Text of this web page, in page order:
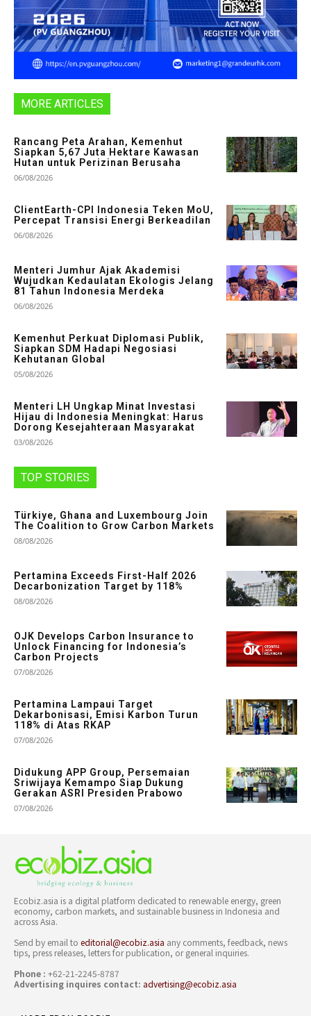
MORE ARTICLES
Rancang Peta Arahan, Kemenhut
Siapkan 5,67 Juta Hektare Kawasan
Hutan untuk Perizinan Berusaha
06/08/2026
ClientEarth-CPI Indonesia Teken MoU,
Percepat Transisi Energi Berkeadilan
06/08/2026
Menteri Jumhur Ajak Akademisi
Wujudkan Kedaulatan Ekologis Jelang
81 Tahun Indonesia Merdeka
06/08/2026
Kemenhut Perkuat Diplomasi Publik,
Siapkan SDM Hadapi Negosiasi
Kehutanan Global
05/08/2026
Menteri LH Ungkap Minat Investasi
Hijau di Indonesia Meningkat: Harus
Dorong Kesejahteraan Masyarakat
03/08/2026
TOP STORIES
Türkiye, Ghana and Luxembourg Join
The Coalition to Grow Carbon Markets
08/08/2026
Pertamina Exceeds First-Half 2026
Decarbonization Target by 118%
08/08/2026
OJK Develops Carbon Insurance to
Unlock Financing for Indonesia’s
Carbon Projects
07/08/2026
Pertamina Lampaui Target
Dekarbonisasi, Emisi Karbon Turun
118% di Atas RKAP
07/08/2026
Didukung APP Group, Persemaian
Sriwijaya Kemampo Siap Dukung
Gerakan ASRI Presiden Prabowo
07/08/2026
Ecobiz.asia is a digital platform dedicated to renewable energy, green
economy, carbon markets, and sustainable business in Indonesia and
across Asia.
Send by email to editorial@ecobiz.asia any comments, feedback, news
tips, press releases, letters for publication, or general inquiries.
Phone : +62-21-2245-8787
Advertising inquires contact: advertising@ecobiz.asia